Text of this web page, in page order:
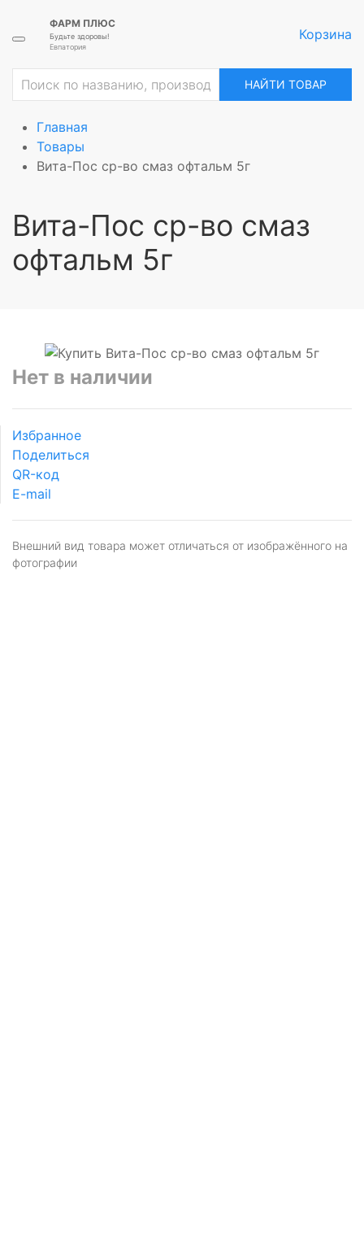
ФАРМ ПЛЮС
Будьте здоровы!
Евпатория
Корзина
НАЙТИ ТОВАР
Главная
Товары
Вита-Пос ср-во смаз офтальм 5г
Вита-Пос ср-во смаз
офтальм 5г
Нет в наличии
Избранное
Поделиться
QR-код
E-mail
Внешний вид товара может отличаться от изображённого на
фотографии